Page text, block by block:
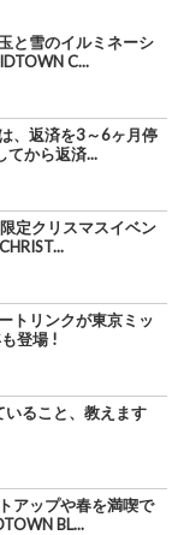
と雪のイルミネーシ
C...
、返済を3～6ヶ月停
てから返済...
定クリスマスイベン
トリンクが東京ミッ
登場 !
ること、教えます
アップや春を満喫で
BL...